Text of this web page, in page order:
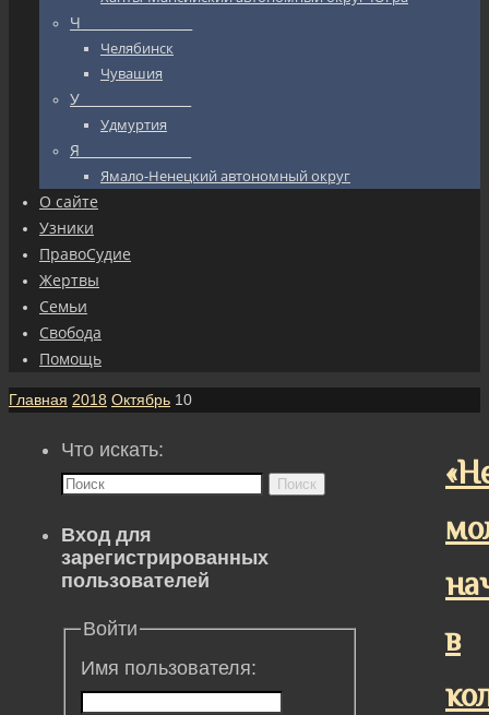
Ч_________________
Челябинск
Чувашия
У_________________
Удмуртия
Я_________________
Ямало-Ненецкий автономный округ
О сайте
Узники
ПравоСудие
Жертвы
Семьи
Свобода
Помощь
Главная 2018 Октябрь 10
в
Что искать:
Поиск
Вход для
зарегистрированных
пользователей
Войти
Имя пользователя: